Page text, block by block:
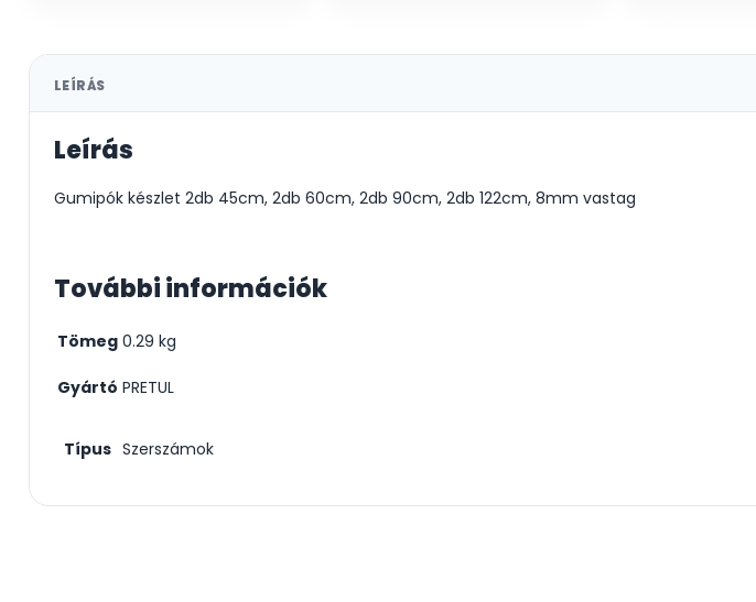
LEÍRÁS
Leírás
Gumipók készlet 2db 45cm, 2db 60cm, 2db 90cm, 2db 122cm, 8mm vastag
További információk
Tömeg 0.29 kg
Gyártó PRETUL
Típus Szerszámok